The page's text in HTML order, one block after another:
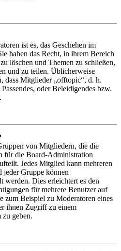
ist es, das Geschehen im
haben das Recht, in ihrem Bereich
löschen und Themen zu schließen,
und zu teilen. Üblicherweise
dass Mitglieder „offtopic“, d. h.
oder Beleidigendes bzw.
von Mitgliedern, die die
für die Board-Administration
Jedes Mitglied kann mehreren
jeder Gruppe können
werden. Dies erleichtert es den
für mehrere Benutzer auf
zum Beispiel zu Moderatoren eines
ihnen Zugriff zu einem
geben.